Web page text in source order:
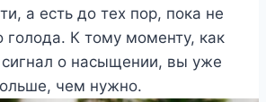
а есть до тех пор, пока не
голода. К тому моменту, как
сигнал о насыщении, вы уже
чем нужно.